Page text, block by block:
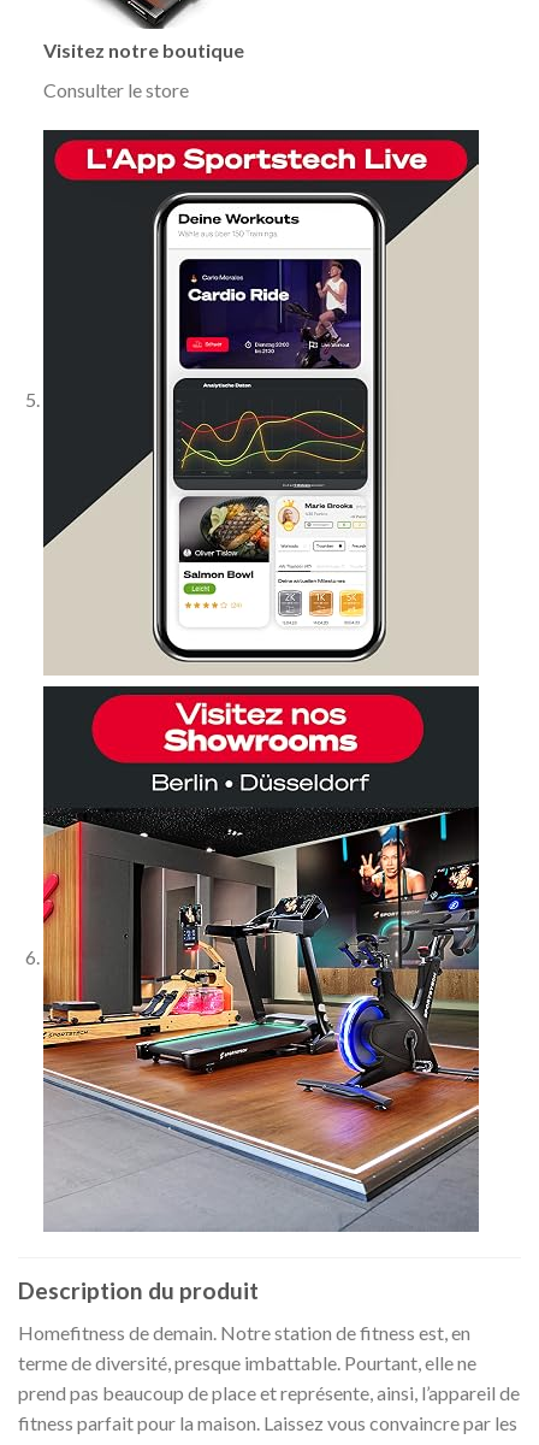
Visitez notre boutique
Consulter le store
Description du produit
Homefitness de demain. Notre station de fitness est, en
terme de diversité, presque imbattable. Pourtant, elle ne
prend pas beaucoup de place et représente, ainsi, l’appareil de
fitness parfait pour la maison. Laissez vous convaincre par les